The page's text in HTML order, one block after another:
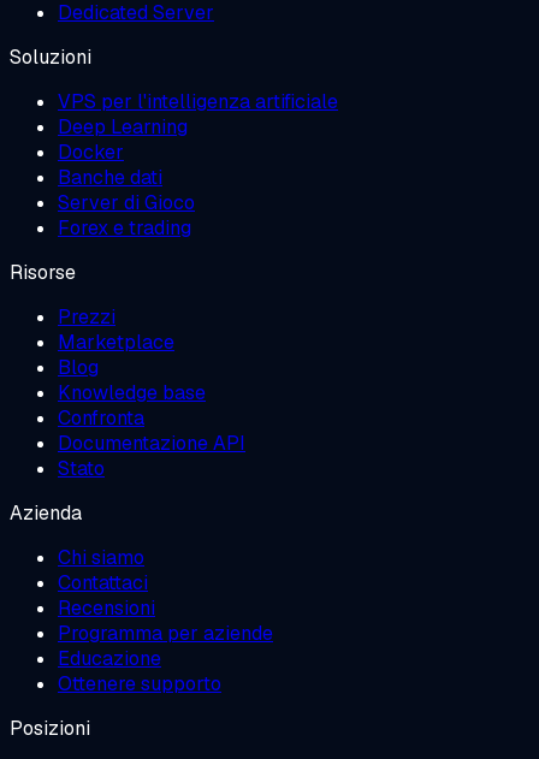
Dedicated Server
Soluzioni
VPS per l'intelligenza artificiale
Deep Learning
Docker
Banche dati
Server di Gioco
Forex e trading
Risorse
Prezzi
Marketplace
Blog
Knowledge base
Confronta
Documentazione API
Stato
Azienda
Chi siamo
Contattaci
Recensioni
Programma per aziende
Educazione
Ottenere supporto
Posizioni